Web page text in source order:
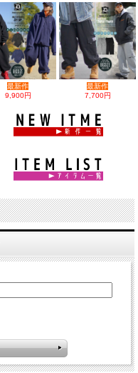
最新作
9,900円
最新作
7,700円